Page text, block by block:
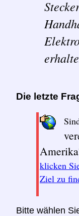
Die letzte
klicken
Ziel zu
Bitte wählen